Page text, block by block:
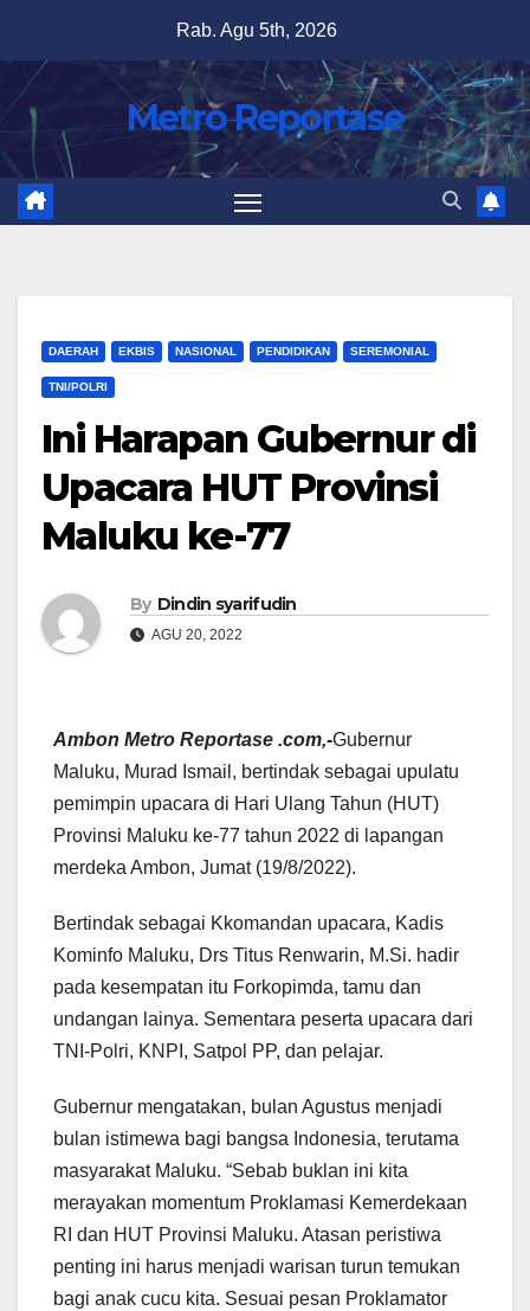
content
Rab. Agu 5th, 2026
Metro Reportase
DAERAH EKBIS NASIONAL PENDIDIKAN SEREMONIAL
TNI/POLRI
Ini Harapan Gubernur di
Upacara HUT Provinsi
Maluku ke-77
By Dindin syarifudin
AGU 20, 2022
Ambon Metro Reportase .com,-Gubernur
Maluku, Murad Ismail, bertindak sebagai upulatu
pemimpin upacara di Hari Ulang Tahun (HUT)
Provinsi Maluku ke-77 tahun 2022 di lapangan
merdeka Ambon, Jumat (19/8/2022).
Bertindak sebagai Kkomandan upacara, Kadis
Kominfo Maluku, Drs Titus Renwarin, M.Si. hadir
pada kesempatan itu Forkopimda, tamu dan
undangan lainya. Sementara peserta upacara dari
TNI-Polri, KNPI, Satpol PP, dan pelajar.
Gubernur mengatakan, bulan Agustus menjadi
bulan istimewa bagi bangsa Indonesia, terutama
masyarakat Maluku. “Sebab buklan ini kita
merayakan momentum Proklamasi Kemerdekaan
RI dan HUT Provinsi Maluku. Atasan peristiwa
penting ini harus menjadi warisan turun temukan
bagi anak cucu kita. Sesuai pesan Proklamator